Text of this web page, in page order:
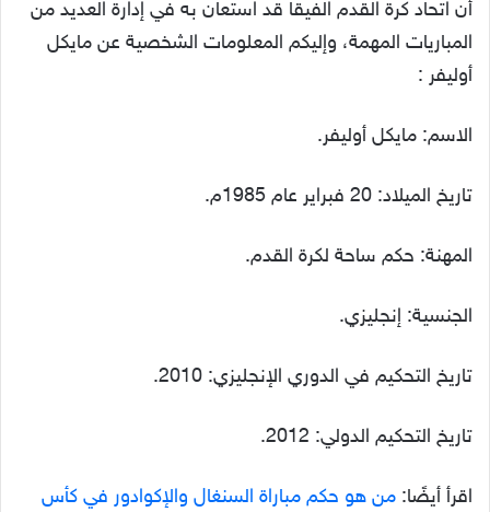
أن اتحاد كرة القدم الفيقا قد استعان به في إدارة العديد من
المباريات المهمة، وإليكم المعلومات الشخصية عن مايكل
أوليفر :
الاسم: مايكل أوليفر.
تاريخ الميلاد: 20 فبراير عام 1985م.
المهنة: حكم ساحة لكرة القدم.
الجنسية: إنجليزي.
تاريخ التحكيم في الدوري الإنجليزي: 2010.
تاريخ التحكيم الدولي: 2012.
اقرأ أيضًا: من هو حكم مباراة السنغال والإكوادور في كأس